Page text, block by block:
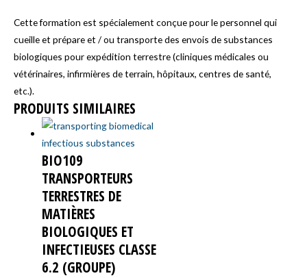
Cette formation est spécialement conçue pour le personnel qui
cueille et prépare et / ou transporte des envois de substances
biologiques pour expédition terrestre (cliniques médicales ou
vétérinaires, infirmières de terrain, hôpitaux, centres de santé,
etc.).
PRODUITS SIMILAIRES
BIO109
TRANSPORTEURS
TERRESTRES DE
MATIÈRES
BIOLOGIQUES ET
INFECTIEUSES CLASSE
6.2 (GROUPE)